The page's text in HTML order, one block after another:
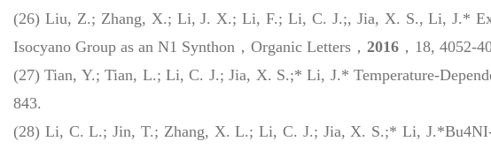
(26) Liu, Z.; Zhang, X.; Li, J. X.; Li, F.; Li, C. J.;, Jia, X. S., Li, J.*
Isocyano Group as an N1 Synthon， Organic Letters ， 2016 ，18, 4052-
(27) Tian, Y.; Tian, L.; Li, C. J.; Jia, X. S.;* Li, J.* Temperature-
843.
(28) Li, C. L.; Jin, T.; Zhang, X. L.; Li, C. J.; Jia, X. S.;* Li,